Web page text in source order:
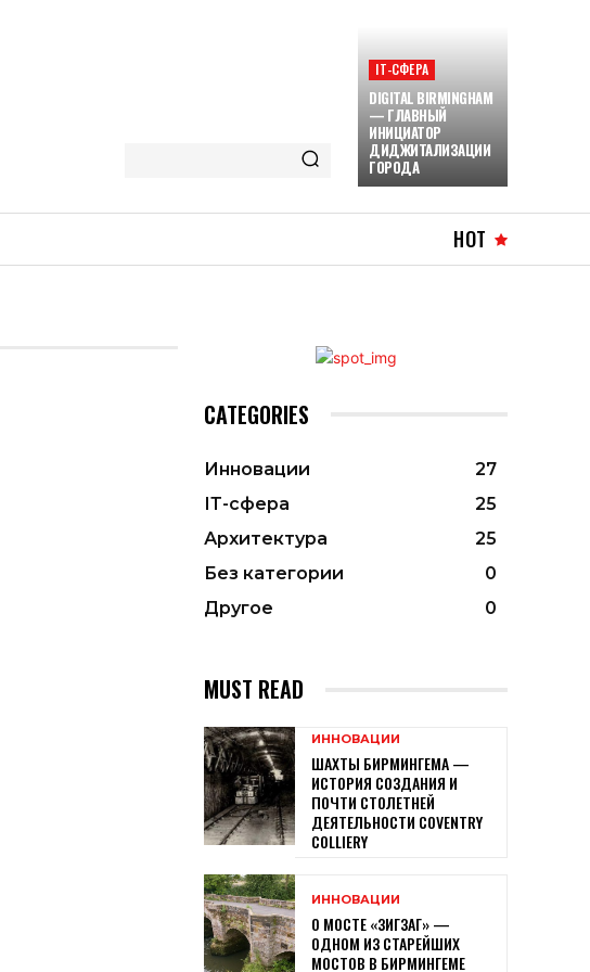
ІТ-СФЕРА
DIGITAL BIRMINGHAM
— ГЛАВНЫЙ
ИНИЦИАТОР
ДИДЖИТАЛИЗАЦИИ
ГОРОДА
HOT
CATEGORIES
Инновации
27
ІТ-сфера
25
Архитектура
25
Без категории
0
Другое
0
MUST READ
ИННОВАЦИИ
ШАХТЫ БИРМИНГЕМА —
ИСТОРИЯ СОЗДАНИЯ И
ПОЧТИ СТОЛЕТНЕЙ
ДЕЯТЕЛЬНОСТИ COVENTRY
COLLIERY
ИННОВАЦИИ
О МОСТЕ «ЗИГЗАГ» —
ОДНОМ ИЗ СТАРЕЙШИХ
МОСТОВ В БИРМИНГЕМЕ